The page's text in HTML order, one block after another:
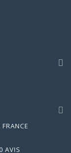
AVIS